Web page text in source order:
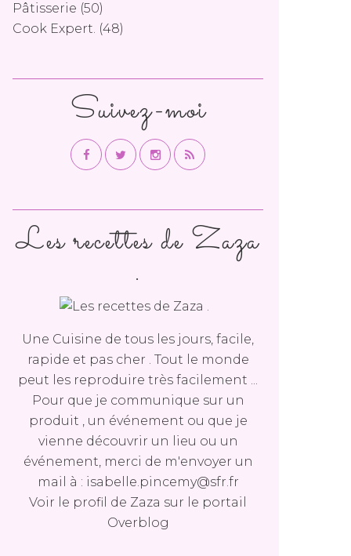
Pâtisserie (50)
Cook Expert. (48)
Les recettes de Zaza
.
Une Cuisine de tous les jours, facile,
rapide et pas cher . Tout le monde
peut les reproduire très facilement ...
Pour que je communique sur un
produit , un événement ou que je
vienne découvrir un lieu ou un
événement, merci de m'envoyer un
mail à : isabelle.pincemy@sfr.fr
Voir le profil de Zaza sur le portail
Overblog
Suivez-moi